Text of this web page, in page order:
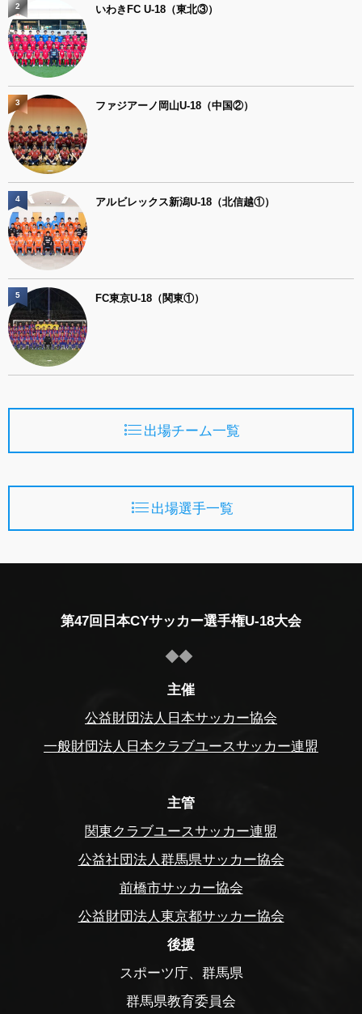
いわきFC U-18（東北③）
2
ファジアーノ岡山U-18（中国②）
3
アルビレックス新潟U-18（北信越①）
4
FC東京U-18（関東①）
5
出場チーム一覧
出場選手一覧
第47回日本CYサッカー選手権U-18大会
主催
公益財団法人日本サッカー協会
一般財団法人日本クラブユースサッカー連盟
主管
関東クラブユースサッカー連盟
公益社団法人群馬県サッカー協会
前橋市サッカー協会
公益財団法人東京都サッカー協会
後援
スポーツ庁、群馬県
群馬県教育委員会